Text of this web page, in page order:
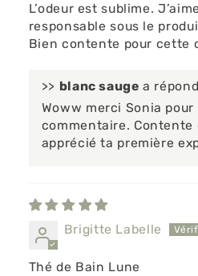
L’odeur est sublime.
responsable sous le
Bien contente pour cette
>> blanc sauge a
Woww merci Sonia pour
commentaire. Contente
apprécié ta première
Brigitte Labelle
Thé de Bain Lune